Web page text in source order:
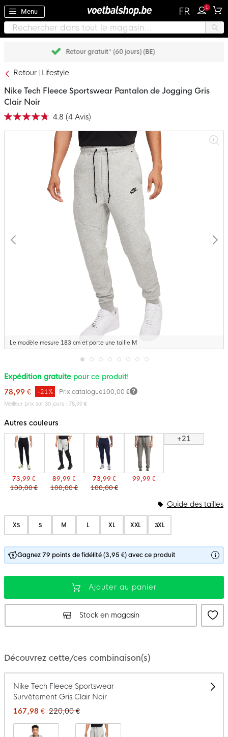
Menu FR 1
Payez plus tard avec Klarna
Retour Lifestyle
Le modèle mesure 183 cm et porte une taille M
Passer
au
de
la
Nike Tech Fleece Sportswear Pantalon de Jogging Gris
Clair Noir
Notation: 4.8 (4 Avis)
Expédition gratuite pour ce produit!
78,99 €
Prix catalogue100,00 €
-21%
Meilleur prix sur 30 jours : 78,99 €
Autres couleurs
73,99 €
100,00 €
89,99 €
100,00 €
73,99 €
100,00 €
99,99 €
+21
XS S M L XL XXL 3XL
Guide des tailles
Gagnez 79 points de fidélité (3,95 €) avec ce produit
Ajouter au panier
Stock en magasin
Découvrez cette/ces combinaison(s)
Nike Tech Fleece Sportswear
Survêtement Gris Clair Noir
167,98 € 220,00 €